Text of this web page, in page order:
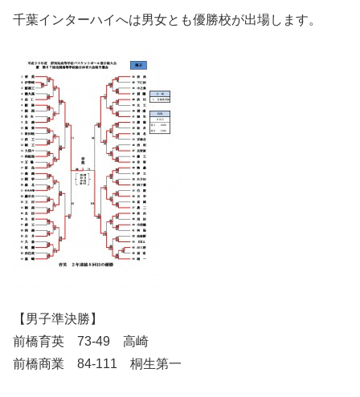
千葉インターハイへは男女とも優勝校が出場します。
【男子準決勝】
前橋育英 73-49 高崎
前橋商業 84-111 桐生第一